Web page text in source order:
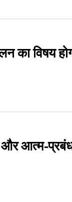
का विषय
और आत्म-